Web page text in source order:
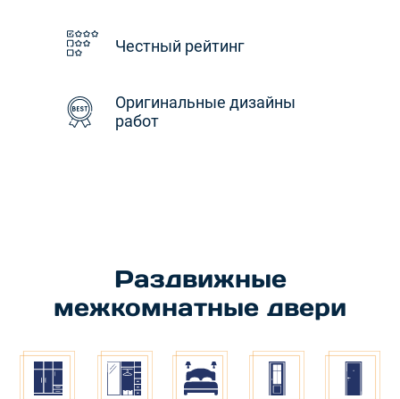
Честный рейтинг
Оригинальные дизайны
работ
Раздвижные
межкомнатные двери